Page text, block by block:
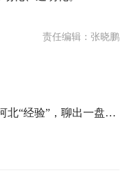
责任编辑：张晓鹏
代表委员“碰个头” | 甘肃“枢纽”遇上河北“经验”，聊出一盘大棋？